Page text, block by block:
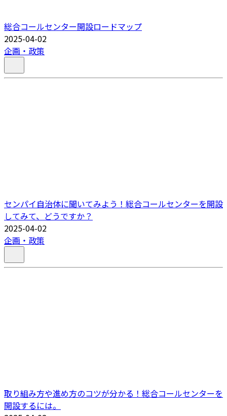
総合コールセンター開設ロードマップ
2025-04-02
企画・政策
センパイ自治体に聞いてみよう！総合コールセンターを開設
してみて、どうですか？
2025-04-02
企画・政策
取り組み方や進め方のコツが分かる！総合コールセンターを
開設するには。